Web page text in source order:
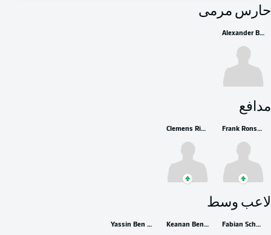
حارس مرمى
Alexander Brunst
مدافع
Frank Ronstadt
Clemens Riedel
لاعب وسط
Fabian Schnellhardt
Keanan Bennetts
Yassin Ben Balla